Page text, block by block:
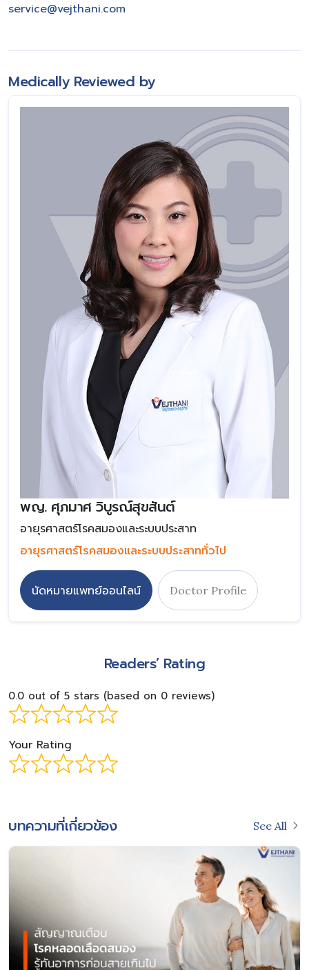
service@vejthani.com
Medically Reviewed by
พญ. ศุภมาศ วิบูรณ์สุขสันต์
อายุรศาสตร์โรคสมองและระบบประสาท
อายุรศาสตร์โรคสมองและระบบประสาททั่วไป
นัดหมายแพทย์ออนไลน์ Doctor Profile
Readers’ Rating
0.0 out of 5 stars (based on 0 reviews)
Your Rating
บทความที่เกี่ยวข้อง See All